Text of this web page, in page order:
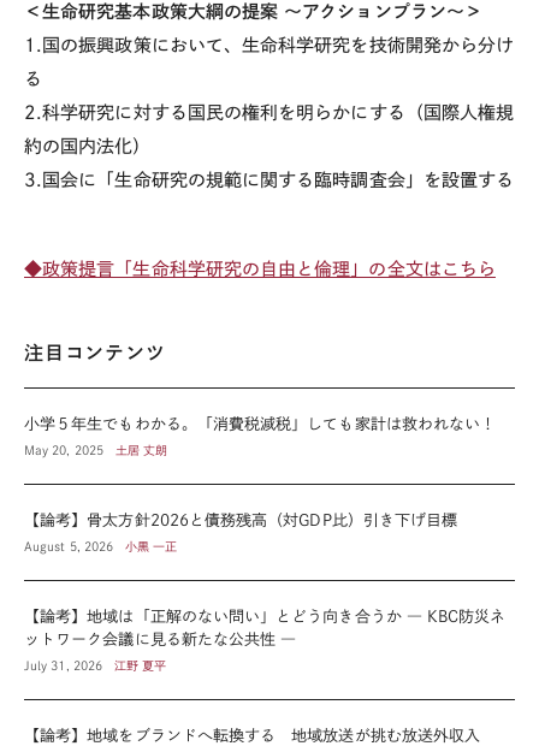
＜生命研究基本政策大綱の提案 ～アクションプラン～＞
1.国の振興政策において、生命科学研究を技術開発から分け
る
2.科学研究に対する国民の権利を明らかにする（国際人権規
約の国内法化）
3.国会に「生命研究の規範に関する臨時調査会」を設置する
◆政策提言「生命科学研究の自由と倫理」の全文はこちら
注目コンテンツ
小学５年生でもわかる。「消費税減税」しても家計は救われない！
May 20, 2025 土居 丈朗
【論考】骨太方針2026と債務残高（対GDP比）引き下げ目標
August 5, 2026 小黒 一正
【論考】地域は「正解のない問い」とどう向き合うか ― KBC防災ネ
ットワーク会議に見る新たな公共性 ―
July 31, 2026 江野 夏平
【論考】地域をブランドへ転換する 地域放送が挑む放送外収入